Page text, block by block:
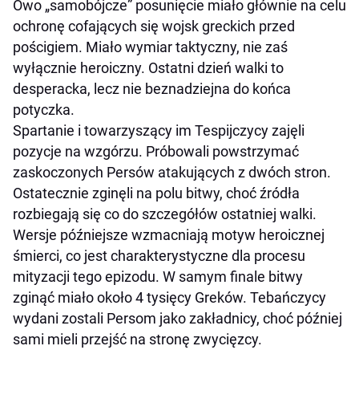
Owo „samobójcze” posunięcie miało głównie na celu
ochronę cofających się wojsk greckich przed
pościgiem. Miało wymiar taktyczny, nie zaś
wyłącznie heroiczny. Ostatni dzień walki to
desperacka, lecz nie beznadziejna do końca
potyczka.
Spartanie i towarzyszący im Tespijczycy zajęli
pozycje na wzgórzu. Próbowali powstrzymać
zaskoczonych Persów atakujących z dwóch stron.
Ostatecznie zginęli na polu bitwy, choć źródła
rozbiegają się co do szczegółów ostatniej walki.
Wersje późniejsze wzmacniają motyw heroicznej
śmierci, co jest charakterystyczne dla procesu
mityzacji tego epizodu. W samym finale bitwy
zginąć miało około 4 tysięcy Greków. Tebańczycy
wydani zostali Persom jako zakładnicy, choć później
sami mieli przejść na stronę zwycięzcy.